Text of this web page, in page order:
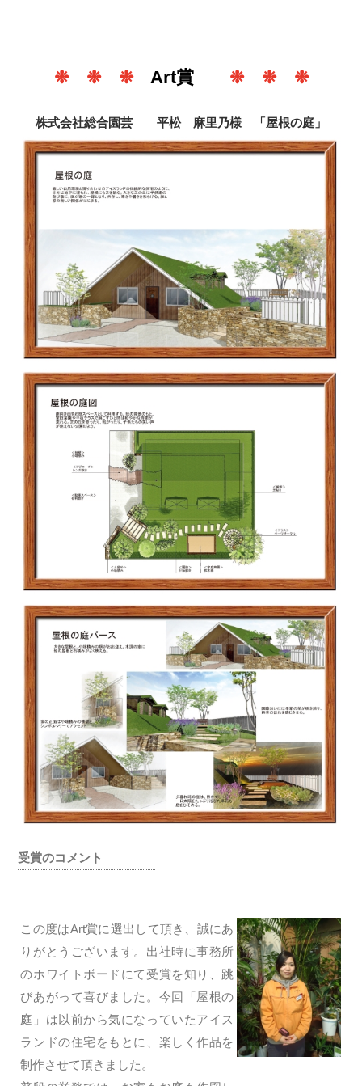
❉ ❉ ❉ Art賞 ❉ ❉ ❉
株式会社総合園芸 平松 麻里乃様 「屋根の庭」
受賞のコメント
この度はArt賞に選出して頂き、誠にあ
りがとうございます。出社時に事務所
のホワイトボードにて受賞を知り、跳
びあがって喜びました。今回「屋根の
庭」は以前から気になっていたアイス
ランドの住宅をもとに、楽しく作品を
制作させて頂きました。